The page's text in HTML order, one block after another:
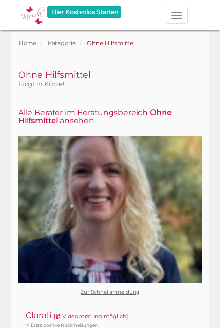
Hier Kostenlos Starten
Home Kategorie Ohne Hilfsmittel
Ohne Hilfsmittel
Folgt in Kürze!
Alle Berater im BeratungsbereichOhne
Hilfsmittel ansehen
Zur Schnellanmeldung
Clarali [📹 Videoberatung möglich]
🌱 Erste positive Rückmeldungen